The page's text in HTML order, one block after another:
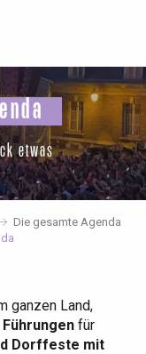
etwas
Die gesamte Agenda
ganzen Land,
Führungen für
Dorffeste mit